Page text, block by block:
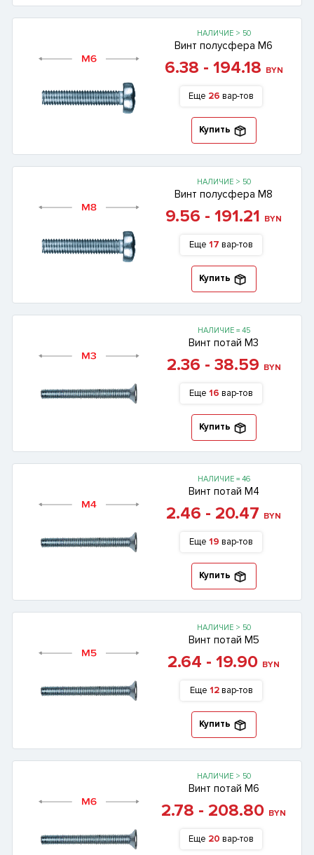
НАЛИЧИЕ > 50
Винт полусфера М6
6.38 - 194.18 BYN
Еще 26 вар-тов
Купить
НАЛИЧИЕ > 50
Винт полусфера М8
9.56 - 191.21 BYN
Еще 17 вар-тов
Купить
НАЛИЧИЕ = 45
Винт потай М3
2.36 - 38.59 BYN
Еще 16 вар-тов
Купить
НАЛИЧИЕ = 46
Винт потай М4
2.46 - 20.47 BYN
Еще 19 вар-тов
Купить
НАЛИЧИЕ > 50
Винт потай М5
2.64 - 19.90 BYN
Еще 12 вар-тов
Купить
НАЛИЧИЕ > 50
Винт потай М6
2.78 - 208.80 BYN
Еще 20 вар-тов